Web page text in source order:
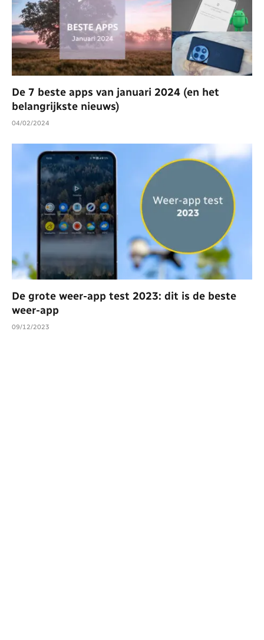
De 7 beste apps van januari 2024 (en het
belangrijkste nieuws)
04/02/2024
De grote weer-app test 2023: dit is de beste
weer-app
09/12/2023